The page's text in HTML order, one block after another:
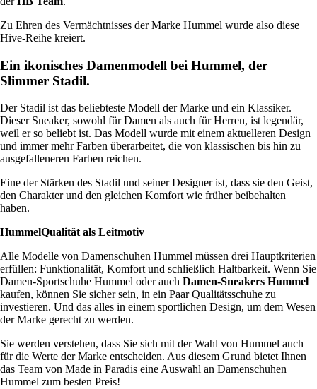
Zu Ehren des Vermächtnisses der Marke Hummel wurde also diese
Hive-Reihe kreiert.
Ein ikonisches Damenmodell bei Hummel, der
Slimmer Stadil.
Der Stadil ist das beliebteste Modell der Marke und ein Klassiker.
Dieser Sneaker, sowohl für Damen als auch für Herren, ist legendär,
weil er so beliebt ist. Das Modell wurde mit einem aktuelleren Design
und immer mehr Farben überarbeitet, die von klassischen bis hin zu
ausgefalleneren Farben reichen.
Eine der Stärken des Stadil und seiner Designer ist, dass sie den Geist,
den Charakter und den gleichen Komfort wie früher beibehalten
haben.
HummelQualität als Leitmotiv
Alle Modelle von Damenschuhen Hummel müssen drei Hauptkriterien
erfüllen: Funktionalität, Komfort und schließlich Haltbarkeit. Wenn Sie
Damen-Sportschuhe Hummel oder auch Damen-Sneakers Hummel
kaufen, können Sie sicher sein, in ein Paar Qualitätsschuhe zu
investieren. Und das alles in einem sportlichen Design, um dem Wesen
der Marke gerecht zu werden.
Sie werden verstehen, dass Sie sich mit der Wahl von Hummel auch
für die Werte der Marke entscheiden. Aus diesem Grund bietet Ihnen
das Team von Made in Paradis eine Auswahl an Damenschuhen
Hummel zum besten Preis!